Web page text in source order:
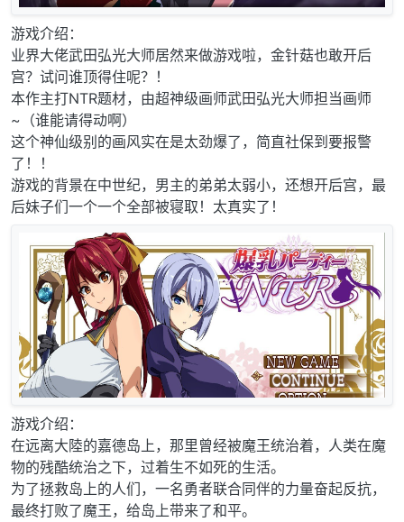
游戏介绍：
业界大佬武田弘光大师居然来做游戏啦，金针菇也敢开后
宫？试问谁顶得住呢？！
本作主打NTR题材，由超神级画师武田弘光大师担当画师
~（谁能请得动啊）
这个神仙级别的画风实在是太劲爆了，简直社保到要报警
了！！
游戏的背景在中世纪，男主的弟弟太弱小，还想开后宫，最
后妹子们一个一个全部被寝取！太真实了！
游戏介绍：
在远离大陸的嘉德岛上，那里曾经被魔王统治着，人类在魔
物的残酷统治之下，过着生不如死的生活。
为了拯救岛上的人们，一名勇者联合同伴的力量奋起反抗，
最终打败了魔王，给岛上带来了和平。